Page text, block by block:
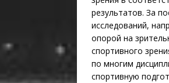
результатов. За
исследований,
опорой на
спортивного
по многим
спортивную